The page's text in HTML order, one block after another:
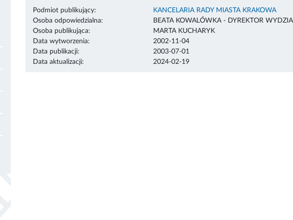
Podmiot publikujący:
KANCELARIA RADY MIASTA KRAKOWA
Osoba odpowiedzialna:
BEATA KOWALÓWKA - DYREKTOR
Osoba publikująca:
MARTA KUCHARYK
Data wytworzenia:
2002-11-04
Data publikacji:
2003-07-01
Data aktualizacji:
2024-02-19